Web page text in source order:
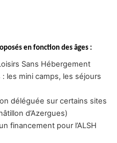
en fonction des âges :
Sans Hébergement
les mini camps, les séjours
déléguée sur certains sites
d’Azergues)
financement pour l’ALSH